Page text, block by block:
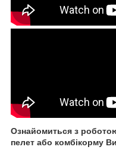
Ознайомиться з
пелет або комбікорму